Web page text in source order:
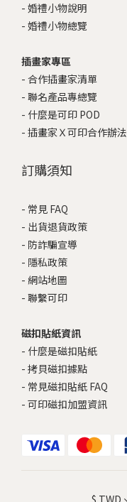
- 婚禮小物說明
- 婚禮小物總覽
插畫家專區
- 合作插畫家清單
- 聯名產品專總覽
- 什麼是可印 POD
- 插畫家Ｘ可印合作辦法
訂購須知
- 常見 FAQ
- 出貨退貨政策
- 防詐騙宣導
- 隱私政策
- 網站地圖
- 聯繫可印
磁扣貼紙資訊
- 什麼是磁扣貼紙
- 拷貝磁扣據點
- 常見磁扣貼紙 FAQ
- 可印磁扣加盟資訊
$ TWD